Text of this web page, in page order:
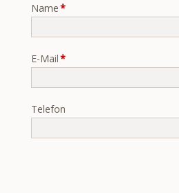
Pflichtfeld
Name*
Pflichtfeld
E-Mail*
Telefon